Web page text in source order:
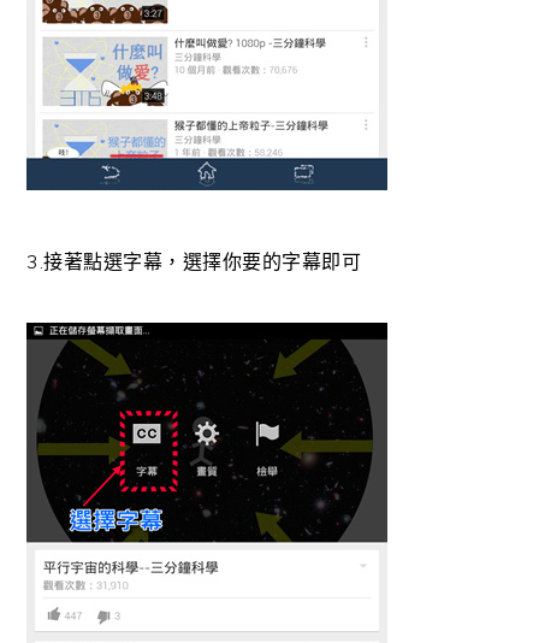
3.接著點選字幕，選擇你要的字幕即可